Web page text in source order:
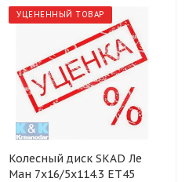
УЦЕНЕННЫЙ ТОВАР
Колесный диск SKAD Ле
Ман 7x16/5x114.3 ET45